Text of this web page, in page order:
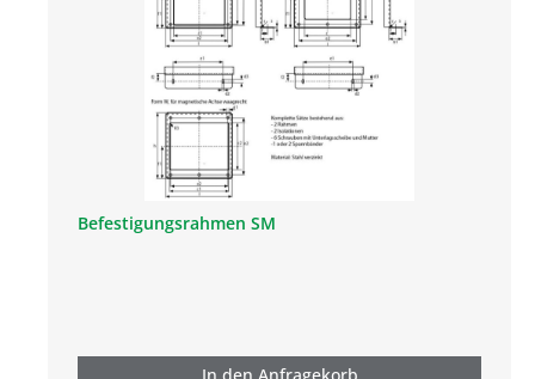
Befestigungsrahmen SM
In den Anfragekorb